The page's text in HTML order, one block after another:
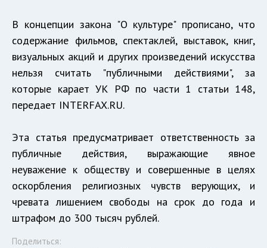
В концепции закона "О культуре" прописано, что
содержание фильмов, спектаклей, выставок, книг,
визуальных акций и других произведений искусства
нельзя считать "публичными действиями", за
которые карает УК РФ по части 1 статьи 148,
передает INTERFAX.RU.
Эта статья предусматривает ответственность за
публичные действия, выражающие явное
неуважение к обществу и совершенные в целях
оскорбления религиозных чувств верующих, и
чревата лишением свободы на срок до года и
штрафом до 300 тысяч рублей.
Поделиться: